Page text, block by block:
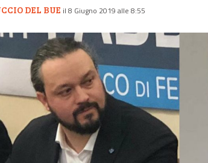
DEL BUE il 8 Giugno 2019 alle 8:55